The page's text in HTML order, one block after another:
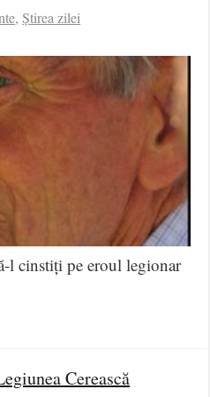
,Știrea zilei
l cinstiți pe eroul legionar
Cerească